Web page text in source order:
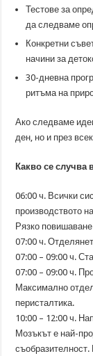
Тестове за
да следваме
Конкретни
начини за
30-дневна
ритъма на
Ако следваме
ден, но и през
Какво се случва
06:00 ч. Всички
производството
Рязко
07:00 ч.
07:00 – 09:00 ч.
07:00 – 09:00 ч.
Максимално
перисталтика.
10:00 – 12:00 ч.
Мозъкът е най-